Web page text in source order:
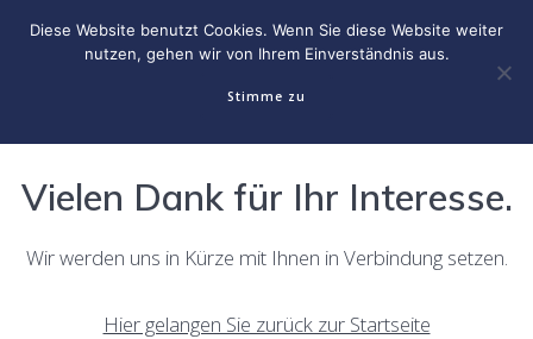
to
content
Vielen Dank für Ihr Interesse.
Wir werden uns in Kürze mit Ihnen in Verbindung setzen.
Hier gelangen Sie zurück zur Startseite
Diese Website benutzt Cookies. Wenn Sie diese Website weiter
nutzen, gehen wir von Ihrem Einverständnis aus.
Stimme zu